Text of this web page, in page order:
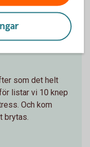
som det helt
listar vi 10 knep
Och kom
brytas.